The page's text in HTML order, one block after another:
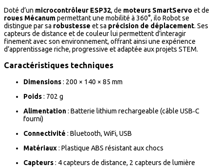
Doté d’un microcontrôleur ESP32, de moteurs SmartServo et de
roues Mécanumpermettant une mobilité à 360°, ilo Robot se
distingue par sa robustesse et sa précision de déplacement. Ses
capteurs de distance et de couleur lui permettent d’interagir
finement avec son environnement, offrant ainsi une expérience
d’apprentissage riche, progressive et adaptée aux projets STEM.
Caractéristiques techniques
Dimensions: 200 × 140 × 85 mm
Poids: 702 g
Alimentation: Batterie lithium rechargeable (câble USB‑C
fourni)
Connectivité : Bluetooth, WiFi, USB
Matériaux: Plastique ABS résistant aux chocs
Capteurs: 4 capteurs de distance, 2 capteurs de lumière